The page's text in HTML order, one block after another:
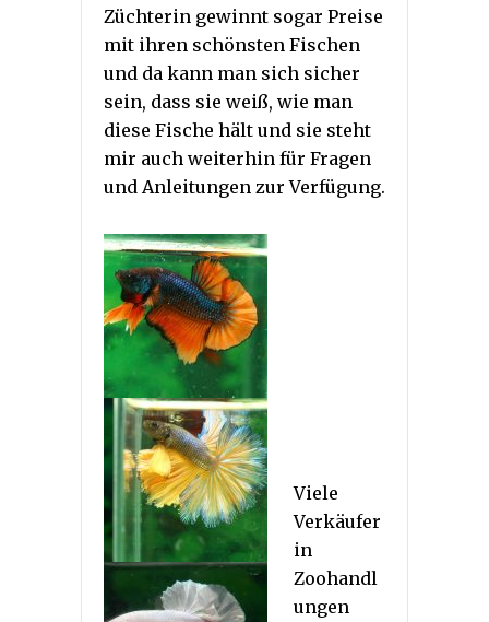
Züchterin gewinnt sogar Preise
mit ihren schönsten Fischen
und da kann man sich sicher
sein, dass sie weiß, wie man
diese Fische hält und sie steht
mir auch weiterhin für Fragen
und Anleitungen zur Verfügung.
Viele
Verkäufer
in
Zoohandl
ungen